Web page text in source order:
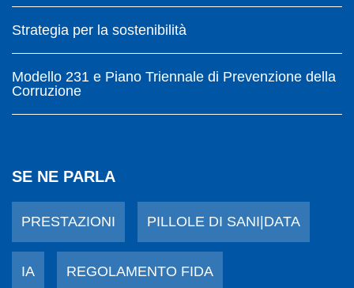
Strategia per la sostenibilità
Modello 231 e Piano Triennale di Prevenzione della
Corruzione
SE NE PARLA
PRESTAZIONI PILLOLE DI SANI|DATA
IA REGOLAMENTO FIDA